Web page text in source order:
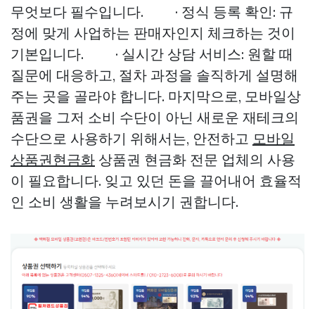
무엇보다 필수입니다. · 정식 등록 확인: 규
정에 맞게 사업하는 판매자인지 체크하는 것이
기본입니다. · 실시간 상담 서비스: 원할 때
질문에 대응하고, 절차 과정을 솔직하게 설명해
주는 곳을 골라야 합니다. 마지막으로, 모바일상
품권을 그저 소비 수단이 아닌 새로운 재테크의
수단으로 사용하기 위해서는, 안전하고 모바일
상품권현금화 상품권 현금화 전문 업체의 사용
이 필요합니다. 잊고 있던 돈을 끌어내어 효율적
인 소비 생활을 누려보시기 권합니다.